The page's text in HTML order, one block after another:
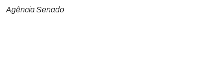
Agência Senado